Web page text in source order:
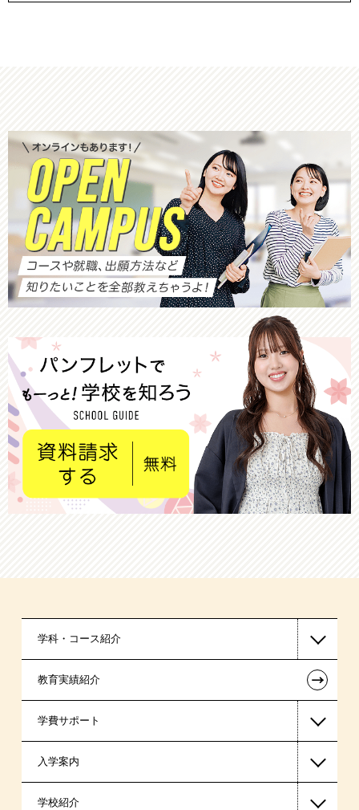
学科・コース紹介
医療事務系
製菓・製パン系
教育実績紹介 ←
学費サポート
高等教育の修学支援新制度
日本学生支援機構の奨学金
入学案内
一般入学
学校紹介